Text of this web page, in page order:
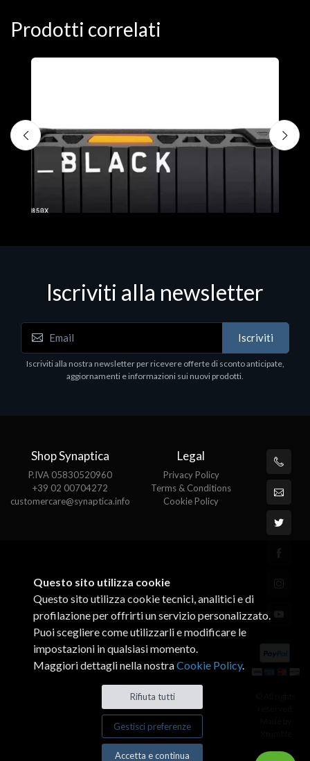
Prodotti correlati
WD_BLACK SN850X NVMe SSD
WDBB9H0020BNC - SSD - 2 TB - interno - M.2
2280 - PCIe 4.0 (NVMe) - dissipatore integrato -
nero
Iscriviti alla newsletter
Iscriviti
Iscriviti alla nostra newsletter per ricevere offerte di sconto anticipate,
aggiornamenti e informazioni sui nuovi prodotti.
Shop Synaptica
P.IVA 05830520960
+39 02 00704272
customercare@synaptica.info
Legal
Privacy Policy
Terms & Conditions
Cookie Policy
Questo sito utilizza cookie
Questo sito utilizza cookie tecnici, analitici e di
profilazione per offrirti un servizio personalizzato.
Puoi scegliere come utilizzarli e modificare le
impostazioni in qualsiasi momento.
Maggiori dettagli nella nostraCookie Policy.
Rifiuta tutti
Gestisci preferenze
Accetta e continua